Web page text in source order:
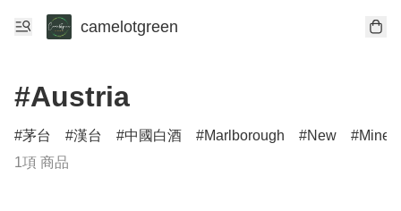
camelotgreen
#Austria
茅台 漢台 中國白酒 Marlborough New
1項 商品